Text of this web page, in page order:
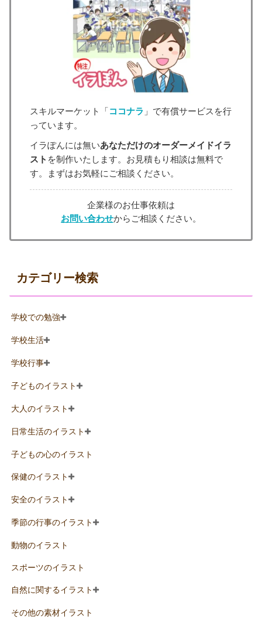
スキルマーケット「ココナラ 」で有償サービスを行
っています。
イラぽんには無いあなただけのオーダーメイドイラ
スト を制作いたします。お見積もり相談は無料で
す。まずはお気軽にご相談ください。
企業様のお仕事依頼は
お問い合わせからご相談ください。
カテゴリー検索
学校での勉強
学校生活
学校行事
子どものイラスト
大人のイラスト
日常生活のイラスト
子どもの心のイラスト
保健のイラスト
安全のイラスト
季節の行事のイラスト
動物のイラスト
スポーツのイラスト
自然に関するイラスト
その他の素材イラスト